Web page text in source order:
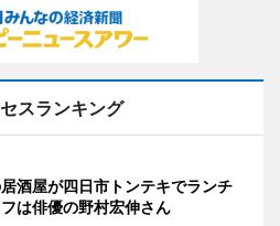
スランキング
酒屋が四日市トンテキでランチ
は俳優の野村宏伸さん